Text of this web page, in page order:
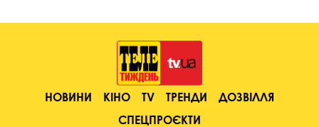
НОВИНИ КІНО TV ТРЕНДИ
ДОЗВІЛЛЯ
СПЕЦПРОЄКТИ